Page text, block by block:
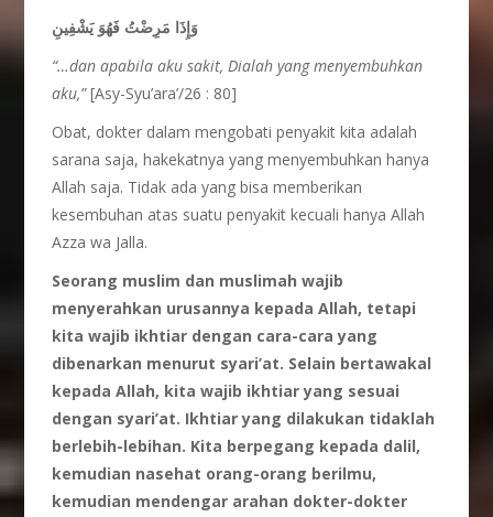
وَإِذَا مَرِضْتُ فَهُوَ يَشْفِينِ
“…dan apabila aku sakit, Dialah yang menyembuhkan
aku,”[Asy-Syu’ara’/26 : 80]
Obat, dokter dalam mengobati penyakit kita adalah
sarana saja, hakekatnya yang menyembuhkan hanya
Allah saja. Tidak ada yang bisa memberikan
kesembuhan atas suatu penyakit kecuali hanya Allah
Azza wa Jalla.
Seorang muslim dan muslimah wajib
menyerahkan urusannya kepada Allah, tetapi
kita wajib ikhtiar dengan cara-cara yang
dibenarkan menurut syari’at. Selain bertawakal
kepada Allah, kita wajib ikhtiar yang sesuai
dengan syari’at. Ikhtiar yang dilakukan tidaklah
berlebih-lebihan. Kita berpegang kepada dalil,
kemudian nasehat orang-orang berilmu,
kemudian mendengar arahan dokter-dokter